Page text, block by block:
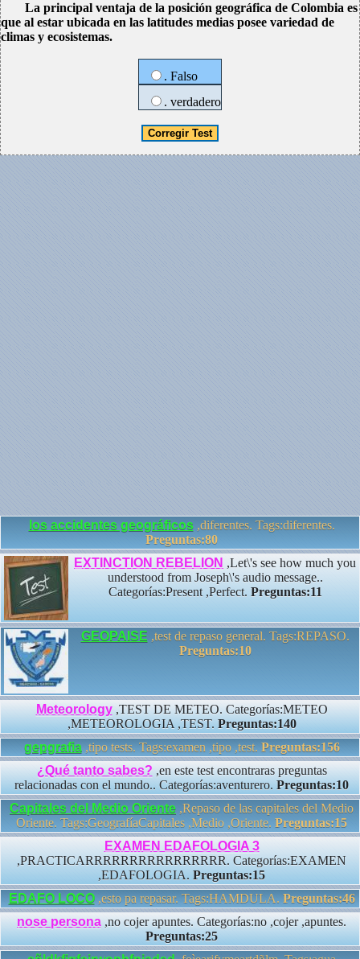
La principal ventaja de la posición geográfica de Colombia es
que al estar ubicada en las latitudes medias posee variedad de
climas y ecosistemas.
. Falso
. verdadero
los accidentes geográficos,diferentes. Tags:diferentes.
Preguntas:80
EXTINCTION REBELION ,Let\'s see how much you
understood from Joseph\'s audio message..
Categorías:Present ,Perfect. Preguntas:11
GEOPAISE ,test de repaso general. Tags:REPASO.
Preguntas:10
Meteorology,TEST DE METEO. Categorías:METEO
,METEOROLOGIA ,TEST. Preguntas:140
gepgrafia,tipo tests. Tags:examen ,tipo ,test. Preguntas:156
¿Qué tanto sabes? ,en este test encontraras preguntas
relacionadas con el mundo.. Categorías:aventurero. Preguntas:10
Capitales del Medio Oriente ,Repaso de las capitales del Medio
Oriente. Tags:GeografíaCapitales ,Medio ,Oriente. Preguntas:15
EXAMEN EDAFOLOGIA 3
,PRACTICARRRRRRRRRRRRRRRR. Categorías:EXAMEN
,EDAFOLOGIA. Preguntas:15
EDAFO LOCO,esto pa repasar. Tags:HAMDULA. Preguntas:46
nose persona,no cojer apuntes. Categorías:no ,cojer ,apuntes.
Preguntas:25